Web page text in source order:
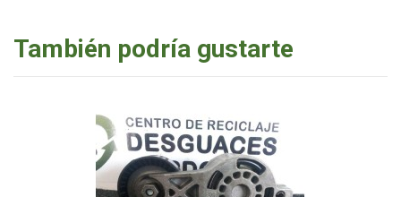
También podría gustarte